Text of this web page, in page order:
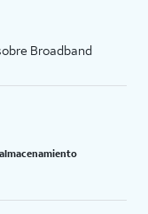
Broadband